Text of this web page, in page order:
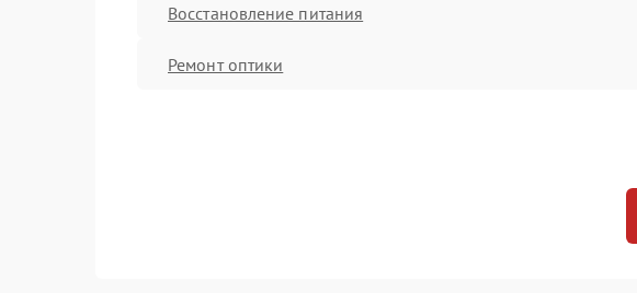
Восстановление питания
Ремонт оптики